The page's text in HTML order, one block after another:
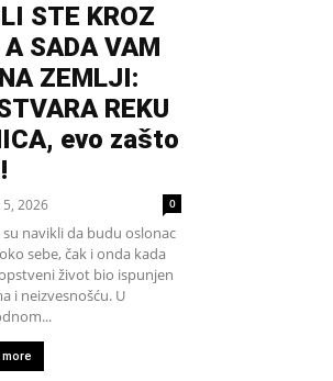
STE KROZ
SADA VAM
ZEMLJI:
REKU
evo zašto
2026 0
su navikli da budu oslonac
sebe, čak i onda kada
život bio ispunjen
i neizvesnošću. U
more